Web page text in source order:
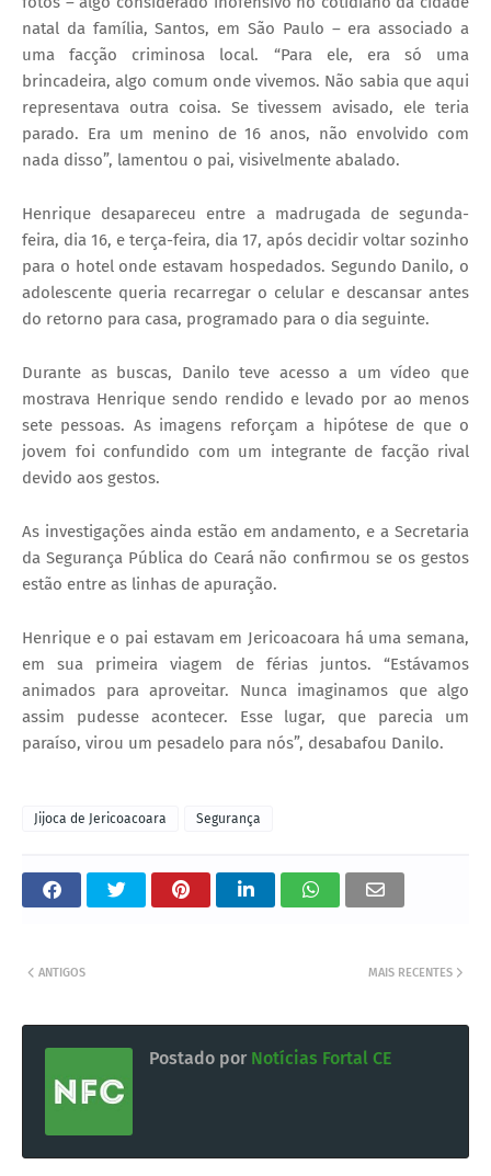
natal da família, Santos, em São Paulo – era associado a
uma facção criminosa local. “Para ele, era só uma
brincadeira, algo comum onde vivemos. Não sabia que aqui
representava outra coisa. Se tivessem avisado, ele teria
parado. Era um menino de 16 anos, não envolvido com
nada disso”, lamentou o pai, visivelmente abalado.
Henrique desapareceu entre a madrugada de segunda-
feira, dia 16, e terça-feira, dia 17, após decidir voltar sozinho
para o hotel onde estavam hospedados. Segundo Danilo, o
adolescente queria recarregar o celular e descansar antes
do retorno para casa, programado para o dia seguinte.
Durante as buscas, Danilo teve acesso a um vídeo que
mostrava Henrique sendo rendido e levado por ao menos
sete pessoas. As imagens reforçam a hipótese de que o
jovem foi confundido com um integrante de facção rival
devido aos gestos.
As investigações ainda estão em andamento, e a Secretaria
da Segurança Pública do Ceará não confirmou se os gestos
estão entre as linhas de apuração.
Henrique e o pai estavam em Jericoacoara há uma semana,
em sua primeira viagem de férias juntos. “Estávamos
animados para aproveitar. Nunca imaginamos que algo
assim pudesse acontecer. Esse lugar, que parecia um
paraíso, virou um pesadelo para nós”, desabafou Danilo.
Jijoca de Jericoacoara Segurança
MAIS RECENTES
ANTIGOS
Postado por Notícias Fortal CE